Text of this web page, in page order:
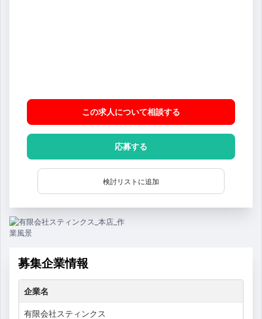
この求人について相談する
応募する
検討リストに追加
募集企業情報
企業名
有限会社スティンクス